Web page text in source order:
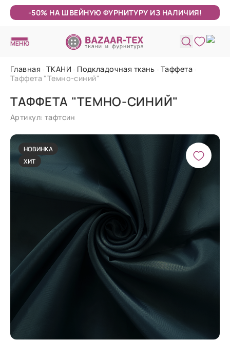
-50% НА ШВЕЙНУЮ ФУРНИТУРУ ИЗ НАЛИЧИЯ!
МЕНЮ
Главная ТКАНИ Подкладочная ткань
Таффета
Таффета "Темно-синий"
ТАФФЕТА "ТЕМНО-СИНИЙ"
Артикул: тафтсин
НОВИНКА
ХИТ